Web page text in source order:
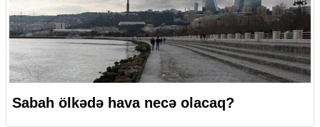
Sabah ölkədə hava necə olacaq?